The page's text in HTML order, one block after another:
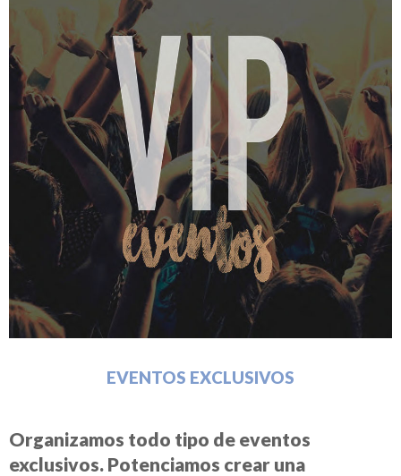
EVENTOS EXCLUSIVOS
Organizamos todo tipo de eventos
exclusivos. Potenciamos crear una